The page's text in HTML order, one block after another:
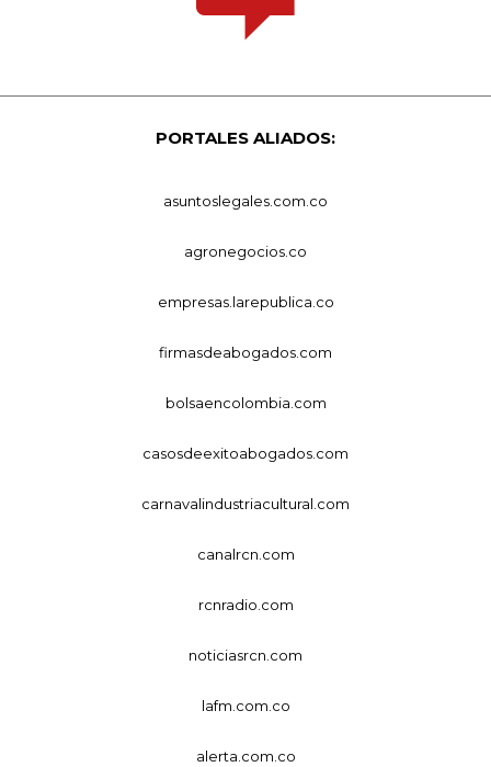
PORTALES ALIADOS:
asuntoslegales.com.co
agronegocios.co
empresas.larepublica.co
firmasdeabogados.com
bolsaencolombia.com
casosdeexitoabogados.com
carnavalindustriacultural.com
canalrcn.com
rcnradio.com
noticiasrcn.com
lafm.com.co
alerta.com.co